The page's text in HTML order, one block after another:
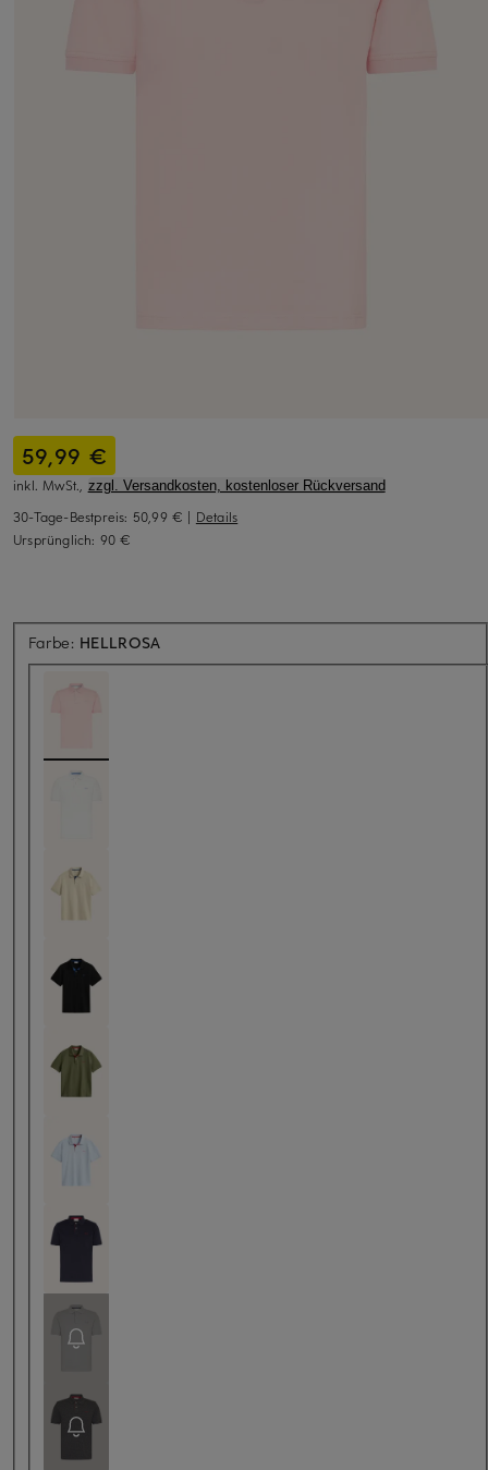
59,99 €
inkl. MwSt., zzgl. Versandkosten, kostenloser Rückversand
30-Tage-Bestpreis: 50,99 € | Details
Ursprünglich: 90 €
Farbe: HELLROSA